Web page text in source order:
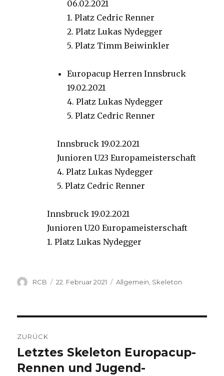
06.02.2021
1. Platz Cedric Renner
2. Platz Lukas Nydegger
5. Platz Timm Beiwinkler
Europacup Herren Innsbruck
19.02.2021
4. Platz Lukas Nydegger
5. Platz Cedric Renner
Innsbruck 19.02.2021
Junioren U23 Europameisterschaft
4. Platz Lukas Nydegger
5. Platz Cedric Renner
Innsbruck 19.02.2021
Junioren U20 Europameisterschaft
1. Platz Lukas Nydegger
Autor
RCB
Veröffentlicht
22. Februar 2021 Kategorien
Allgemein, Skeleton
ZURÜCK
Vorheriger
Beitrag:
Letztes Skeleton Europacup-
Rennen und Jugend-